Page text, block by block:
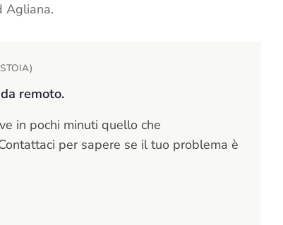
Agliana.
remoto.
in pochi minuti quello che
per sapere se il tuo problema è